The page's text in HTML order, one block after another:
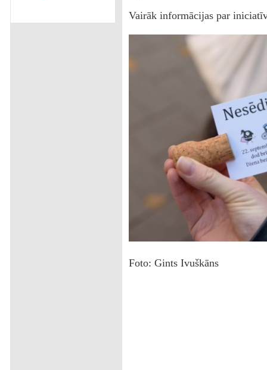
Vairāk informācijas par
Foto: Gints Ivuškāns